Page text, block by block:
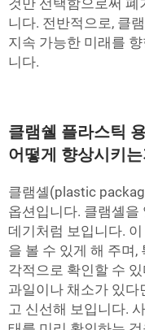
것만 선택함으로써 폐
니다. 전반적으로, 클
지속 가능한 미래를
니다.
클램쉘 플라스틱
어떻게 향상시키는
클램셸(plastic
옵션입니다. 클램셸을
데기처럼 보입니다.
을 볼 수 있게 해 주며,
각적으로 확인할 수
과일이나 채소가 있
고 신선해 보입니다.